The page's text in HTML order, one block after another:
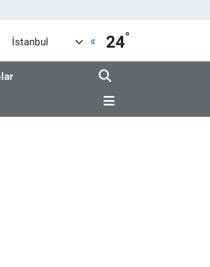
İstanbul 24°